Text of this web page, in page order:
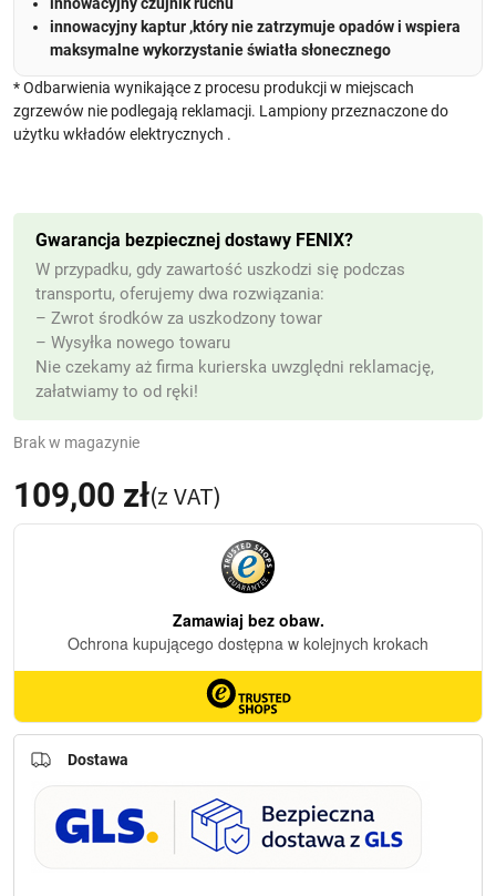
109,00 zł(z VAT)
innowacyjny kaptur ,który nie zatrzymuje opadów i wspiera
maksymalne wykorzystanie światła słonecznego
* Odbarwienia wynikające z procesu produkcji w miejscach
zgrzewów nie podlegają reklamacji. Lampiony przeznaczone do
użytku wkładów elektrycznych .
Brak w magazynie
Gwarancja bezpiecznej dostawy FENIX?
W przypadku, gdy zawartość uszkodzi się podczas
transportu, oferujemy dwa rozwiązania:
– Zwrot środków za uszkodzony towar
– Wysyłka nowego towaru
Nie czekamy aż firma kurierska uwzględni reklamację,
załatwiamy to od ręki!
Dostawa